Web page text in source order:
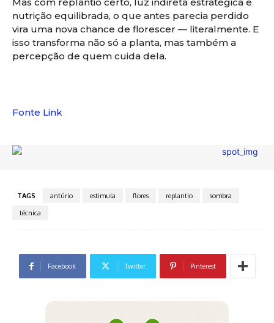
Mas com replantio certo, luz indireta estratégica e
nutrição equilibrada, o que antes parecia perdido
vira uma nova chance de florescer — literalmente. E
isso transforma não só a planta, mas também a
percepção de quem cuida dela.
Fonte Link
TAGS antúrio estimula flores replantio
sombra
técnica
Facebook Twitter Pinterest